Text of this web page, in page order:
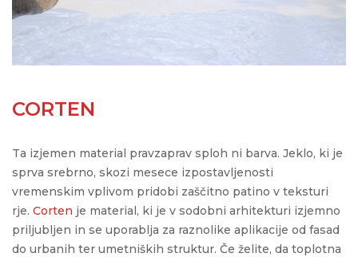
CORTEN
Ta izjemen material pravzaprav sploh ni barva. Jeklo, ki je
sprva srebrno, skozi mesece izpostavljenosti
vremenskim vplivom pridobi zaščitno patino v teksturi
rje. Corten je material, ki je v sodobni arhitekturi izjemno
priljubljen in se uporablja za raznolike aplikacije od fasad
do urbanih ter umetniških struktur. Če želite, da toplotna